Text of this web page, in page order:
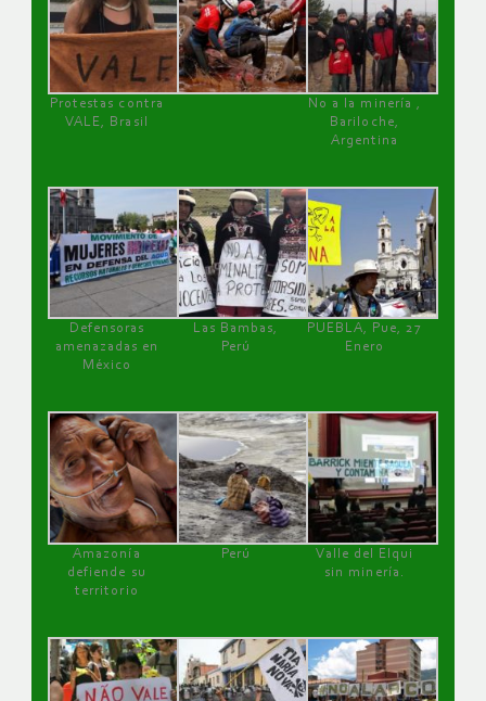
Protestas contra
VALE, Brasil
No a la minería ,
Bariloche,
Argentina
Defensoras
amenazadas en
México
Las Bambas,
Perú
PUEBLA, Pue, 27
Enero
Amazonía
defiende su
territorio
Perú
Valle del Elqui
sin minería.